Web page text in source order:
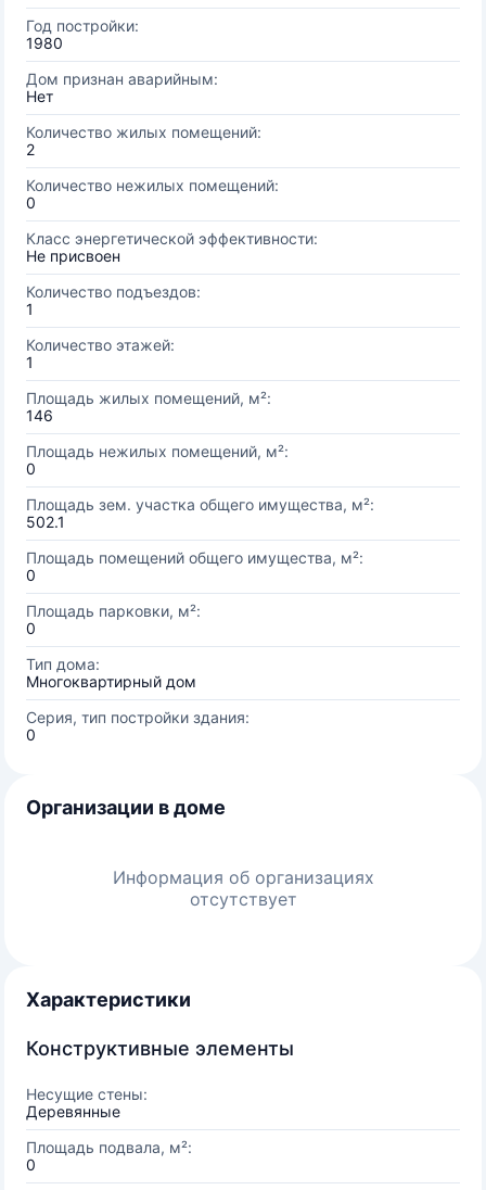
Год постройки:
1980
Дом признан аварийным:
Нет
Количество жилых помещений:
2
Количество нежилых помещений:
0
Класс энергетической эффективности:
Не присвоен
Количество подъездов:
1
Количество этажей:
1
Площадь жилых помещений, м²:
146
Площадь нежилых помещений, м²:
0
Площадь зем. участка общего имущества, м²:
502.1
Площадь помещений общего имущества, м²:
0
Площадь парковки, м²:
0
Тип дома:
Многоквартирный дом
Серия, тип постройки здания:
0
Организации в доме
Информация об организациях
отсутствует
Характеристики
Конструктивные элементы
Несущие стены:
Деревянные
Площадь подвала, м²:
0